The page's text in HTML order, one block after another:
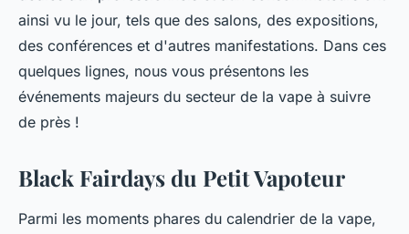
ainsi vu le jour, tels que des salons, des expositions,
des conférences et d'autres manifestations. Dans ces
quelques lignes, nous vous présentons les
événements majeurs du secteur de la vape à suivre
de près !
Black Fairdays du Petit Vapoteur
Parmi les moments phares du calendrier de la vape,